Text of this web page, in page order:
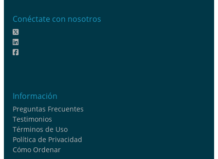
Conéctate con nosotros
Información
Preguntas Frecuentes
Testimonios
Términos de Uso
Política de Privacidad
Cómo Ordenar